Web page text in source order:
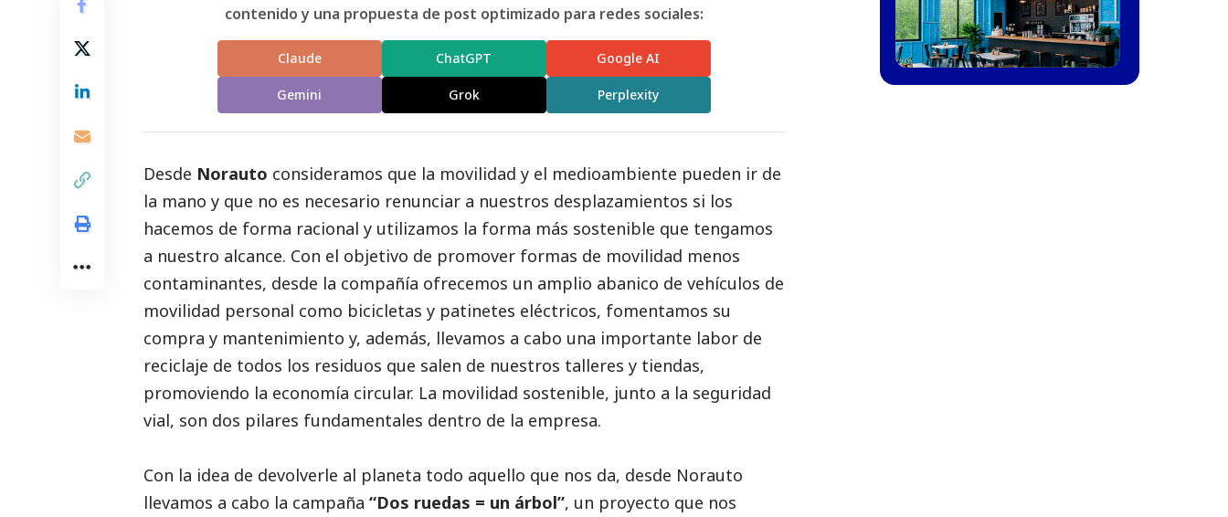
contenido y una propuesta de post optimizado para redes sociales:
Claude ChatGPT Google AI
Gemini Grok Perplexity
Desde Norauto consideramos que la movilidad y el medioambiente pueden ir de
la mano y que no es necesario renunciar a nuestros desplazamientos si los
hacemos de forma racional y utilizamos la forma más sostenible que tengamos
a nuestro alcance. Con el objetivo de promover formas de movilidad menos
contaminantes, desde la compañía ofrecemos un amplio abanico de vehículos de
movilidad personal como bicicletas y patinetes eléctricos, fomentamos su
compra y mantenimiento y, además, llevamos a cabo una importante labor de
reciclaje de todos los residuos que salen de nuestros talleres y tiendas,
promoviendo la economía circular. La movilidad sostenible, junto a la seguridad
vial, son dos pilares fundamentales dentro de la empresa.
Con la idea de devolverle al planeta todo aquello que nos da, desde Norauto
llevamos a cabo la campaña “Dos ruedas = un árbol”, un proyecto que nos